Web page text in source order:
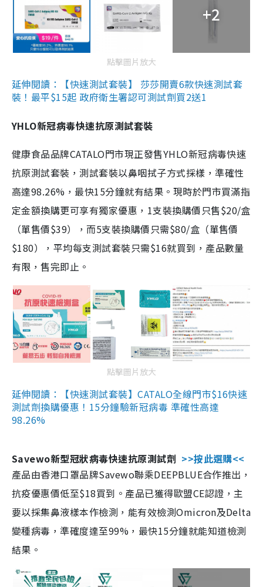
+2
點擊圖片放大
延伸閱讀：【快速測試套裝】 莎莎開賣6款快速測試套
裝！最平$15起 政府衛生署認可測試劑買2送1
YHLO新冠病毒快速抗原測試套裝
健康食品品牌CATALO門市現正發售YHLO新冠病毒快速
抗原測試套裝，測試套裝以鼻咽拭子方式採樣，準確性
高達98.26%，最快15分鐘就有結果。現時於門市買滿指
定金額換購更可享有獨家優惠，1支裝換購價只售$20/盒
（單售價$39），而5支裝換購價只需$80/盒（單售價
$180），平均每支測試套裝只需$16就買到，產品數量
有限，售完即止。
點擊圖片放大
延伸閱讀：【快速測試套裝】CATALO全線門市$16快速
測試劑換購優惠！15分鐘驗新冠病毒 準確性高達
98.26%
Savewo新型冠狀病毒快速抗原測試劑 >>按此選購<<
產品由香港口罩品牌Savewo聯乘DEEPBLUE合作推出，
抗疫優惠價低至$18買到。產品已獲得歐盟CE認證，主
要以採集鼻液樣本作檢測，能有效檢測Omicron及Delta
變種病毒，準確度達至99%，最快15分鐘就能知道檢測
結果。